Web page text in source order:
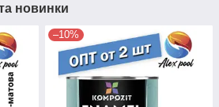
новинки
–10%